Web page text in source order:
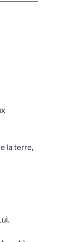
la terre,